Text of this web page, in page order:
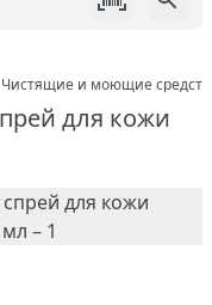
Чистящие и моющие
для кожи